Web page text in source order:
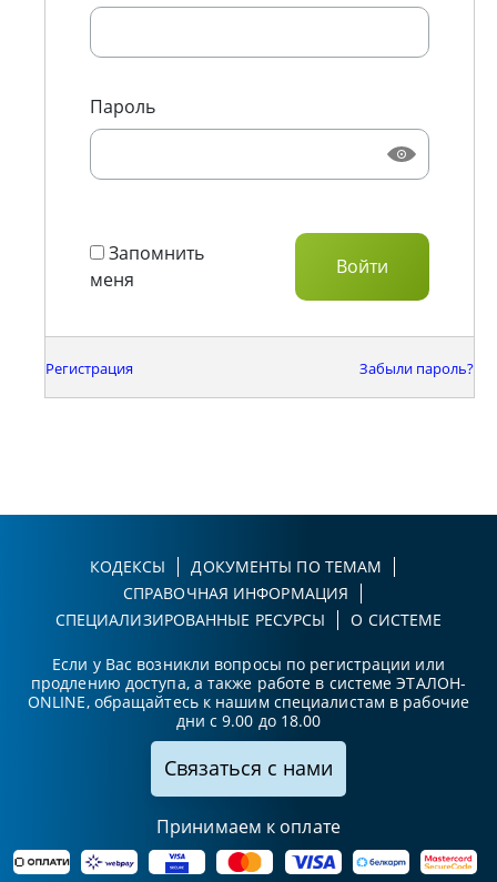
Пароль
Запомнить
меня
Регистрация Забыли пароль?
КОДЕКСЫ
ДОКУМЕНТЫ ПО ТЕМАМ
СПРАВОЧНАЯ ИНФОРМАЦИЯ
СПЕЦИАЛИЗИРОВАННЫЕ РЕСУРСЫ
О СИСТЕМЕ
Если у Вас возникли вопросы по регистрации или
продлению доступа, а также работе в системе ЭТАЛОН-
ONLINE, обращайтесь к нашим специалистам в рабочие
дни с 9.00 до 18.00
Связаться с нами
Принимаем к оплате